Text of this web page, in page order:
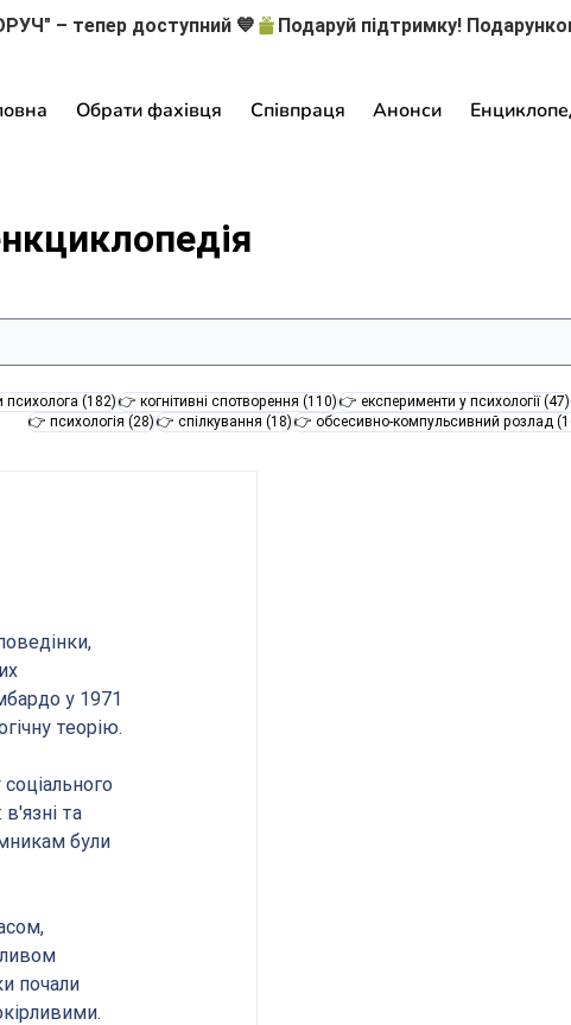
– тепер доступний 💙
Обрати фахівця Співпраця Анонси
(182)182 пости
👉 когнітивні спотворення (110)110 постів
👉 експерименти у психології (47)
👉 психологія (28)28 постів
👉 спілкування (18)18 постів
👉 обсесивно-компульсивний розлад
у 1971
теорію.
та
були
почали